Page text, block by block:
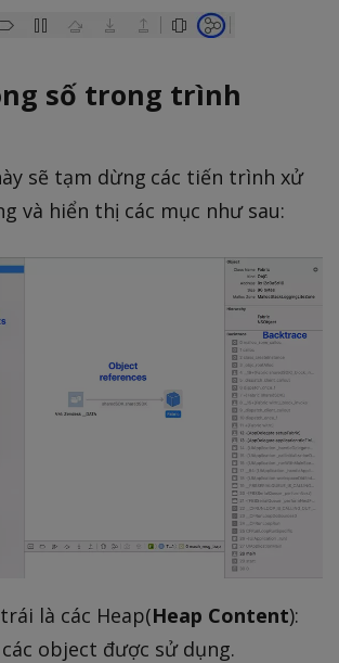
số trong trình
sẽ tạm dừng các tiến trình xử
và hiển thị các mục như sau:
là các Heap(Heap Content):
object được sử dụng.